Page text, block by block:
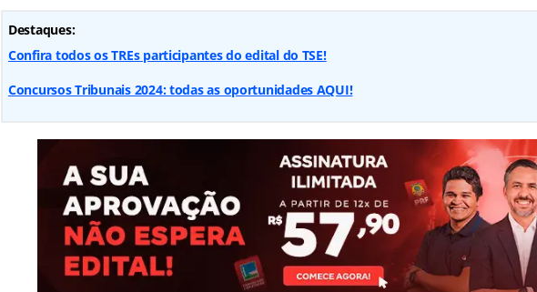
Destaques:
Confira todos os TREs participantes do edital do TSE!
Concursos Tribunais 2024: todas as oportunidades AQUI!